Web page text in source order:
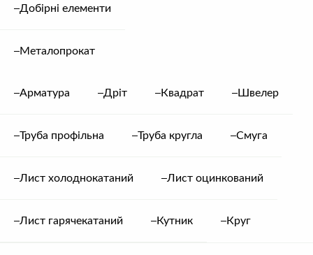
Добірні елементи
Металопрокат
Арматура Дріт Квадрат Швелер
Труба профільна Труба кругла Смуга
Лист холоднокатаний Лист оцинкований
Лист гарячекатаний Кутник Круг
ММ МАТОВИЙ
352.00грн. / м²
Ширина загальна – 1,20 м.
Крок штампу – 35 см.